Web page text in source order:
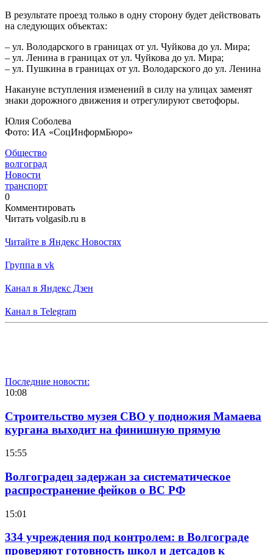
В результате проезд только в одну сторону будет действовать
на следующих объектах:
– ул. Володарского в границах от ул. Чуйкова до ул. Мира;
– ул. Ленина в границах от ул. Чуйкова до ул. Мира;
– ул. Пушкина в границах от ул. Володарского до ул. Ленина
Накануне вступления изменений в силу на улицах заменят
знаки дорожного движения и отрегулируют светофоры.
Юлия Соболева
Фото: ИА «СоцИнформБюро»
Общество
волгоград
Новости
транспорт
0
Комментировать
Читать volgasib.ru в
Читайте в Яндекс Новостях
Группа в vk
Канал в Яндекс Дзен
Канал в Telegram
Последние новости:
10:08
Строительство музея СВО у подножия Мамаева
кургана выходит на финишную прямую
15:55
Волгоградец задержан за систематическое
распространение фейков о ВС РФ
15:01
334 учреждения под контролем: в Волгограде
проверяют готовность школ и детсадов к